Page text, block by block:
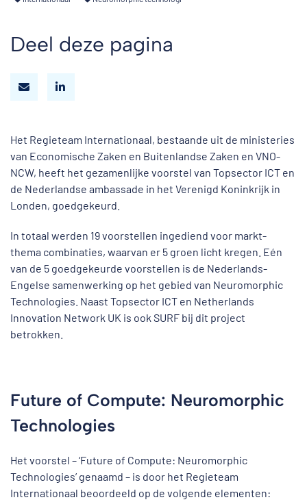
Deel deze pagina
Het Regieteam Internationaal, bestaande uit de ministeries
van Economische Zaken en Buitenlandse Zaken en VNO-
NCW, heeft het gezamenlijke voorstel van Topsector ICT en
de Nederlandse ambassade in het Verenigd Koninkrijk in
Londen, goedgekeurd.
In totaal werden 19 voorstellen ingediend voor markt-
thema combinaties, waarvan er 5 groen licht kregen. Eén
van de 5 goedgekeurde voorstellen is de Nederlands-
Engelse samenwerking op het gebied van Neuromorphic
Technologies. Naast Topsector ICT en Netherlands
Innovation Network UK is ook SURF bij dit project
betrokken.
Future of Compute: Neuromorphic
Technologies
Het voorstel – ‘Future of Compute: Neuromorphic
Technologies’ genaamd – is door het Regieteam
Internationaal beoordeeld op de volgende elementen: